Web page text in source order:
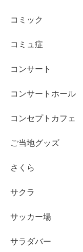
コミック
コミュ症
コンサート
コンサートホール
コンセプトカフェ
ご当地グッズ
さくら
サクラ
サッカー場
サラダバー